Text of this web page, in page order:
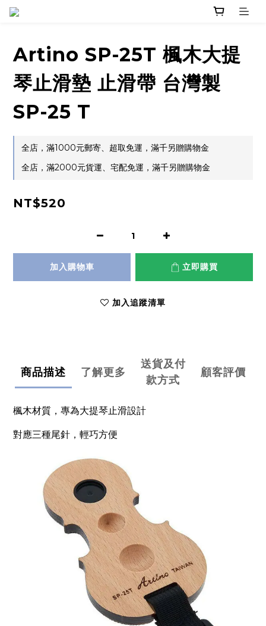
Artino SP-25T 楓木大提
琴止滑墊 止滑帶 台灣製
SP-25 T
全店，滿1000元郵寄、超取免運，滿千另贈購物金
全店，滿2000元貨運、宅配免運，滿千另贈購物金
NT$520
加入購物車 立即購買
加入追蹤清單
商品描述 了解更多
送貨及付
款方式
顧客評價
楓木材質，專為大提琴止滑設計
對應三種尾針，輕巧方便